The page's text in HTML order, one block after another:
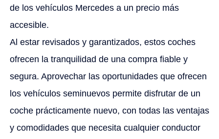
de los vehículos Mercedes a un precio más
accesible.
Al estar revisados y garantizados, estos coches
ofrecen la tranquilidad de una compra fiable y
segura. Aprovechar las oportunidades que ofrecen
los vehículos seminuevos permite disfrutar de un
coche prácticamente nuevo, con todas las ventajas
y comodidades que necesita cualquier conductor